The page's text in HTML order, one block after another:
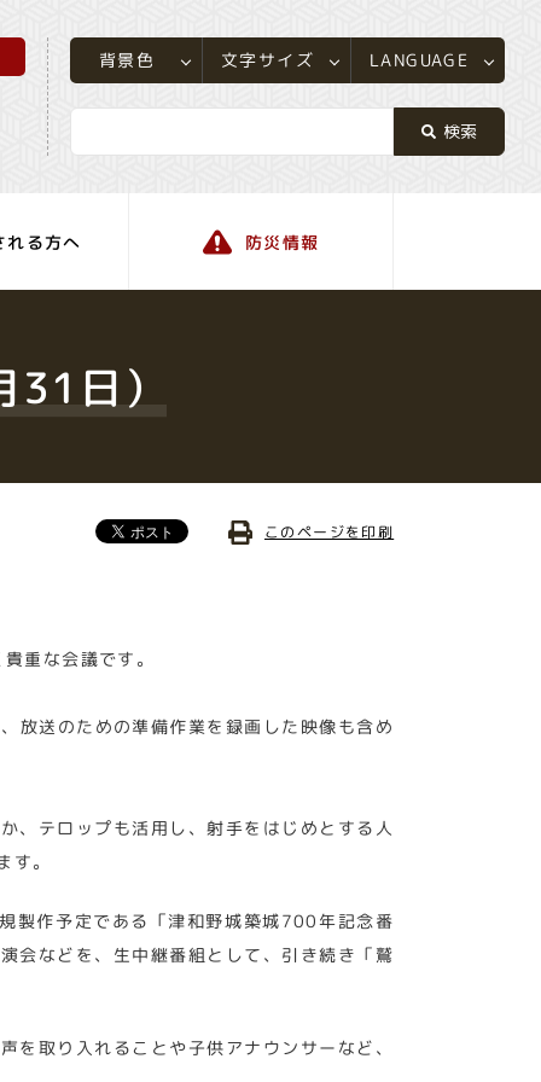
背景色 文字サイズ LANGUAGE
れる方へ 防災情報
日）
このページを印刷
重な会議です。
放送のための準備作業を録画した映像も含め
、テロップも活用し、射手をはじめとする人
。
製作予定である「津和野城築城700年記念番
会などを、生中継番組として、引き続き「鷲
取り入れることや子供アナウンサーなど、